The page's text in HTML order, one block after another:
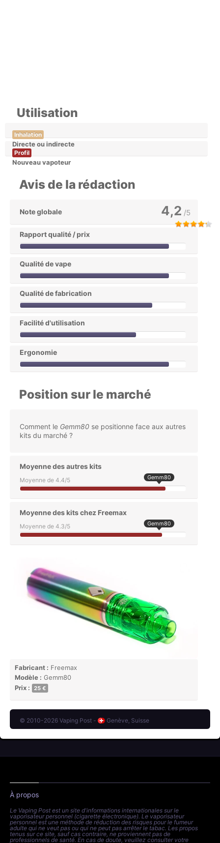
Utilisation
Inhalation
Directe ou indirecte
Profil
Nouveau vapoteur
Avis de la rédaction
Note globale 4,2 /5
Rapport qualité / prix
Qualité de vape
Qualité de fabrication
Facilité d'utilisation
Ergonomie
Position sur le marché
Comment le Gemm80 se positionne face aux autres
kits du marché ?
Moyenne des autres kits
Moyenne de 4.4/5 Gemm80
Moyenne des kits chez Freemax
Moyenne de 4.3/5 Gemm80
Fabricant : Freemax
Modèle : Gemm80
Prix :
25 €
© 2010-2026 Vaping Post - Genève, Suisse
À propos
Le Vaping Post est un site d'informations internationales sur le
vaporisateur personnel (cigarette électronique). Le vaporisateur
personnel est une méthode de réduction des risques pour le fumeur
adulte qui ne veut pas ou qui ne peut pas arrêter le tabac. Les propos
tenus sur ce site, sauf cas contraire, ne proviennent pas de
professionnels de santé. En cas de doute, veuillez consulter votre